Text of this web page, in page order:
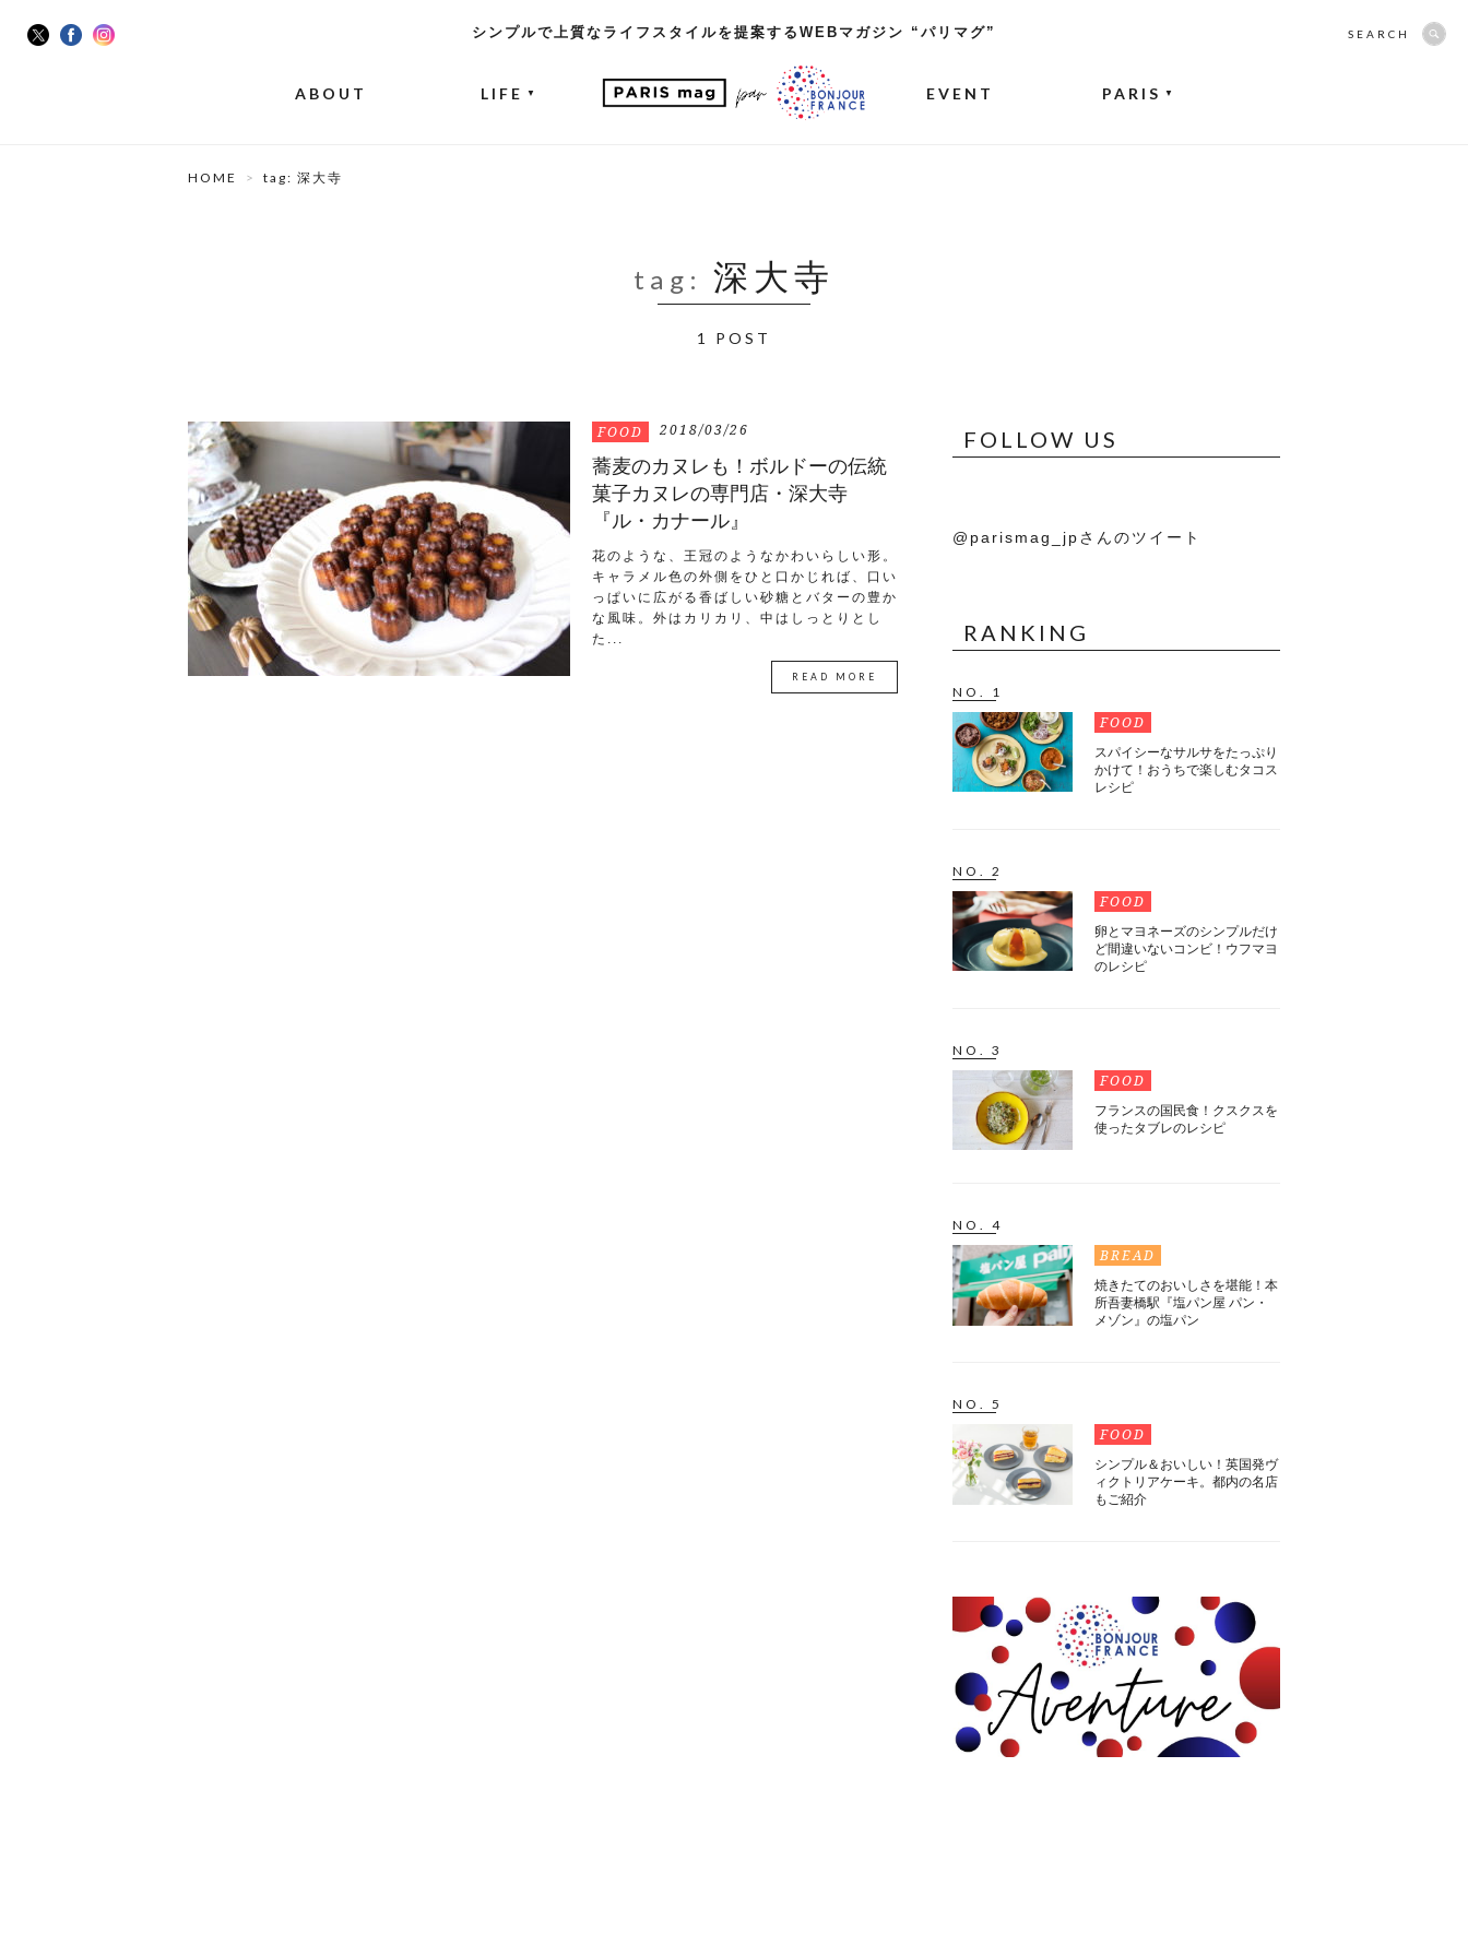
シンプルで上質なライフスタイルを提案するWEBマガジン “パリマグ”
ABOUT LIFE ▼ EVENT PARIS ▼
SEARCH
HOME tag: 深大寺
tag: 深大寺
1 POST
FOOD 2018/03/26
蕎麦のカヌレも！ボルドーの伝統
菓子カヌレの専門店・深大寺
『ル・カナール』
花のような、王冠のようなかわいらしい形。
キャラメル色の外側をひと口かじれば、口い
っぱいに広がる香ばしい砂糖とバターの豊か
な風味。外はカリカリ、中はしっとりとし
た...
READ MORE
FOLLOW US
@parismag_jpさんのツイート
RANKING
NO. 1
FOOD
スパイシーなサルサをたっぷり
かけて！おうちで楽しむタコス
レシピ
NO. 2
FOOD
卵とマヨネーズのシンプルだけ
ど間違いないコンビ！ウフマヨ
のレシピ
NO. 3
FOOD
フランスの国民食！クスクスを
使ったタブレのレシピ
NO. 4
BREAD
焼きたてのおいしさを堪能！本
所吾妻橋駅『塩パン屋 パン・
メゾン』の塩パン
NO. 5
FOOD
シンプル＆おいしい！英国発ヴ
ィクトリアケーキ。都内の名店
もご紹介